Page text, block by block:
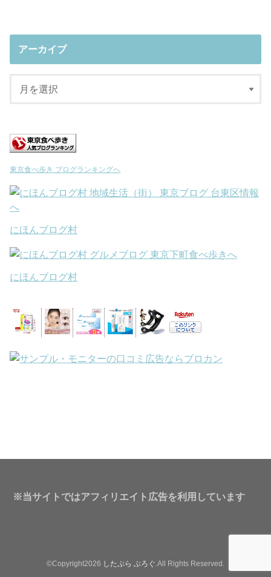
アーカイブ
東京食べ歩き ブログランキングへ
にほんブログ村
にほんブログ村
※当サイトではアフィリエイト広告を利用しています
©Copyright2026 したぷら ぶろぐ .All Rights Reserved.